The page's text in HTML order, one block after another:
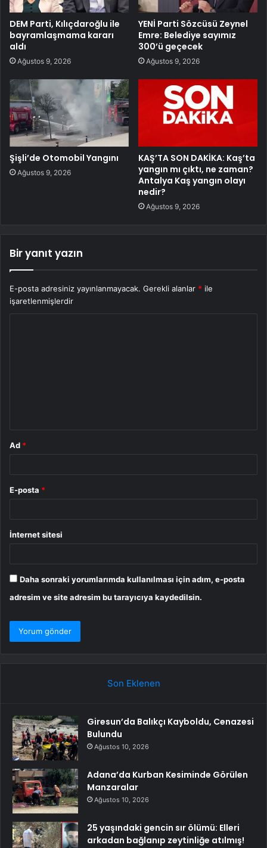
DEM Parti, Kılıçdaroğlu ile
bayramlaşmama kararı
aldı
Ağustos 9, 2026
YENİ Parti Sözcüsü Zeynel
Emre: Belediye sayımız
300’ü geçecek
Ağustos 9, 2026
Şişli’de Otomobil Yangını
Ağustos 9, 2026
KAŞ’TA SON DAKİKA: Kaş’ta
yangın mı çıktı, ne zaman?
Antalya Kaş yangın olayı
nedir?
Ağustos 9, 2026
Bir yanıt yazın
E-posta adresiniz yayınlanmayacak. Gerekli alanlar * ile
işaretlenmişlerdir
Ad *
E-posta *
İnternet sitesi
Daha sonraki yorumlarımda kullanılması için adım, e-posta
adresim ve site adresim bu tarayıcıya kaydedilsin.
Son Eklenen
Giresun’da Balıkçı Kayboldu, Cenazesi
Bulundu
Ağustos 10, 2026
Adana’da Kurban Kesiminde Görülen
Manzaralar
Ağustos 10, 2026
25 yaşındaki gencin sır ölümü: Elleri
arkadan bağlanıp zeytinliğe atılmış!